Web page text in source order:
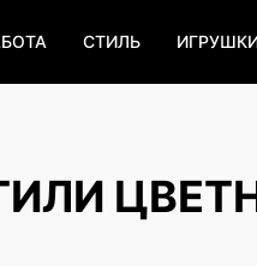
СТИЛЬ